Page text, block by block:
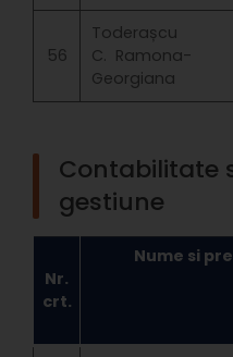
56
Toderașcu
C. Ramona-
Georgiana
Contabilitate
gestiune
Nr.
crt.
Nume si